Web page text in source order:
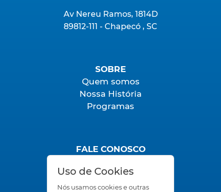
Uso de Cookies
Nós usamos cookies e outras
Av Nereu Ramos, 1814D
89812-111 - Chapecó , SC
SOBRE
Quem somos
Nossa História
Programas
FALE CONOSCO
Trabalhe Conosco
Seja um Representante